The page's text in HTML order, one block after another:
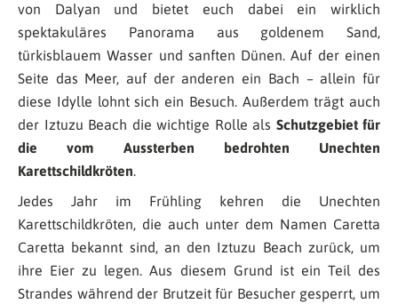
von Dalyan und bietet euch dabei ein wirklich
spektakuläres Panorama aus goldenem Sand,
türkisblauem Wasser und sanften Dünen. Auf der einen
Seite das Meer, auf der anderen ein Bach – allein für
diese Idylle lohnt sich ein Besuch. Außerdem trägt auch
der Iztuzu Beach die wichtige Rolle als Schutzgebiet für
die vom Aussterben bedrohten Unechten
Karettschildkröten.
Jedes Jahr im Frühling kehren die Unechten
Karettschildkröten, die auch unter dem Namen Caretta
Caretta bekannt sind, an den Iztuzu Beach zurück, um
ihre Eier zu legen. Aus diesem Grund ist ein Teil des
Strandes während der Brutzeit für Besucher gesperrt, um